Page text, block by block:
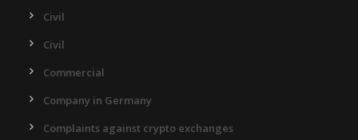
Civil
Civil
Commercial
Company in Germany
Complaints against crypto exchanges